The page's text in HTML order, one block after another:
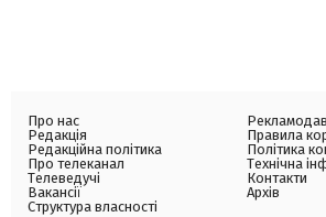
Про нас
Редакція
Редакційна політика
Про телеканал
Телеведучі
Вакансії
Структура власності
Правила
Політика
Технічна
Контакти
Архів